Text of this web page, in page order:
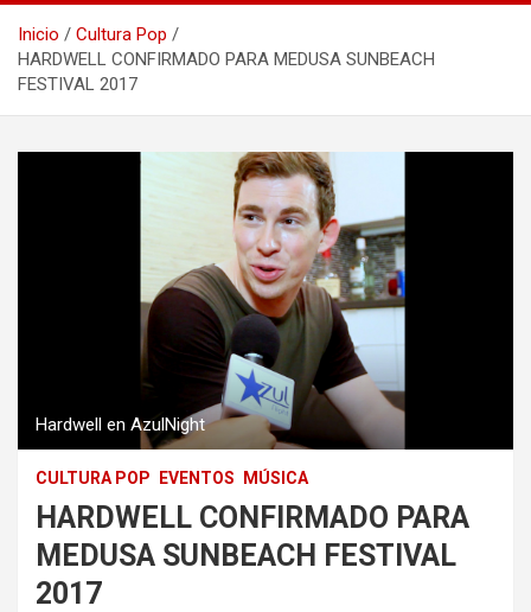
Inicio
Cultura Pop
HARDWELL CONFIRMADO PARA MEDUSA SUNBEACH
FESTIVAL 2017
Hardwell en AzulNight
CULTURA POP EVENTOS MÚSICA
HARDWELL CONFIRMADO PARA
MEDUSA SUNBEACH FESTIVAL
2017